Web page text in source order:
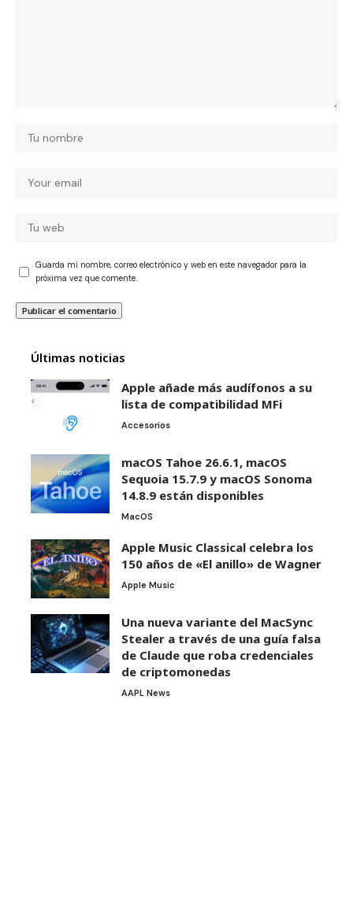
Guarda mi nombre, correo electrónico y web en este navegador para la
próxima vez que comente.
Últimas noticias
Apple añade más audífonos a su
lista de compatibilidad MFi
Accesorios
macOS Tahoe 26.6.1, macOS
Sequoia 15.7.9 y macOS Sonoma
14.8.9 están disponibles
MacOS
Apple Music Classical celebra los
150 años de «El anillo» de Wagner
Apple Music
Una nueva variante del MacSync
Stealer a través de una guía falsa
de Claude que roba credenciales
de criptomonedas
AAPL News